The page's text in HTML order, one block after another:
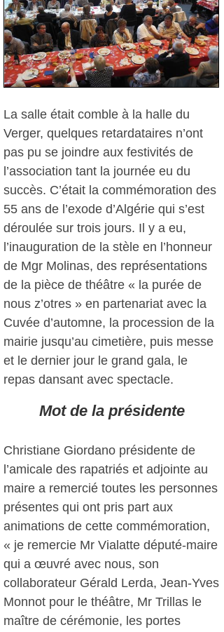
La salle était comble à la halle du
Verger, quelques retardataires n’ont
pas pu se joindre aux festivités de
l’association tant la journée eu du
succès. C’était la commémoration des
55 ans de l’exode d’Algérie qui s’est
déroulée sur trois jours. Il y a eu,
l’inauguration de la stèle en l’honneur
de Mgr Molinas, des représentations
de la pièce de théâtre « la purée de
nous z’otres » en partenariat avec la
Cuvée d’automne, la procession de la
mairie jusqu’au cimetière, puis messe
et le dernier jour le grand gala, le
repas dansant avec spectacle.
Mot de la présidente
Christiane Giordano présidente de
l’amicale des rapatriés et adjointe au
maire a remercié toutes les personnes
présentes qui ont pris part aux
animations de cette commémoration,
« je remercie Mr Vialatte député-maire
qui a œuvré avec nous, son
collaborateur Gérald Lerda, Jean-Yves
Monnot pour le théâtre, Mr Trillas le
maître de cérémonie, les portes